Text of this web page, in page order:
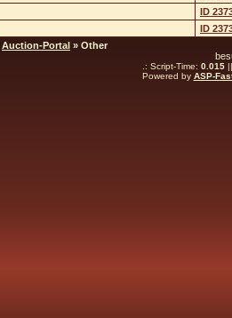
ID
ID
Auction-Portal » Other
.: Script-Time: 0.015||
Powered by ASP-